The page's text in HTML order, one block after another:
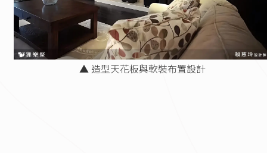
▲ 造型天花板與軟裝布置設計